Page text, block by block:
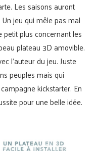
Les saisons auront
jeu qui mêle pas mal
plus concernant les
plateau 3D amovible.
l’auteur du jeu. Juste
peuples mais qui
kickstarter. En
pour une belle idée.